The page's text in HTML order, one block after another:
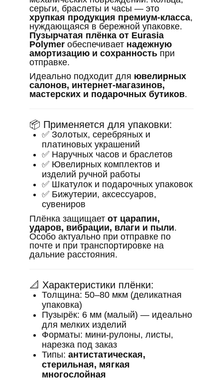
серьги, браслеты и часы — это
хрупкая продукция премиум-класса,
нуждающаяся в бережной упаковке.
Пузырчатая плёнка от Eurasia
Polymer обеспечивает надежную
амортизацию и сохранность при
отправке.
Идеально подходит для ювелирных
салонов, интернет-магазинов,
мастерских и подарочных бутиков.
📦 Применяется для упаковки:
✅ Золотых, серебряных и
платиновых украшений
✅ Наручных часов и браслетов
✅ Ювелирных комплектов и
изделий ручной работы
✅ Шкатулок и подарочных упаковок
✅ Бижутерии, аксессуаров,
сувениров
Плёнка защищает от царапин,
ударов, вибрации, влаги и пыли.
Особо актуально при отправке по
почте и при транспортировке на
дальние расстояния.
📐 Характеристики плёнки:
Толщина: 50–80 мкм (деликатная
упаковка)
Пузырёк: 6 мм (малый) — идеально
для мелких изделий
Форматы: мини-рулоны, листы,
нарезка под заказ
Типы: антистатическая,
стерильная, мягкая
многослойная